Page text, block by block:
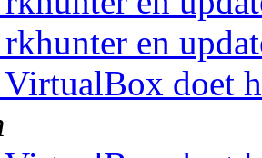
en
doet